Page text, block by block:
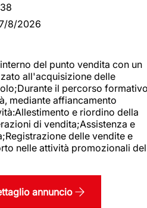
8/2026
del punto vendita con un
all'acquisizione delle
il percorso
mediante affiancamento
e riordino della
di vendita;Assistenza e
delle vendite e
nelle attività promozionali del
annuncio